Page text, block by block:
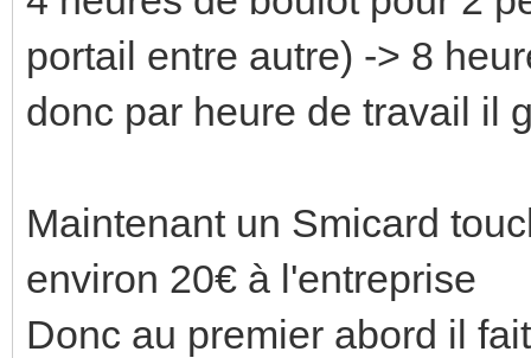
portail entre autre) -> 8
donc par heure de travail il
Maintenant un Smicard
environ 20€ à l'entreprise
Donc au premier abord il